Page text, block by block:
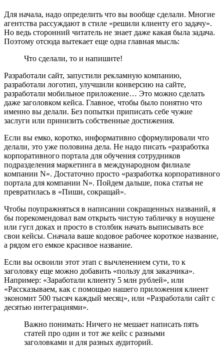
Для начала, надо определить что вы вообще сделали. Многие
агентства рассуждают в стиле «решили клиенту его задачу».
Но ведь сторонний читатель не знает даже какая была задача.
Поэтому отсюда вытекает еще одна главная мысль:
Что сделали, то и напишите!
Разработали сайт, запустили рекламную компанию,
разработали логотип, улучшили конверсию на сайте,
разработали мобильное приложение… Это можно сделать
даже заголовком кейса. Главное, чтобы было понятно что
именно вы делали. Без попытки приписать себе чужие
заслуги или принизить собственные достижения.
Если вы емко, коротко, информативно сформулировали что
делали, это уже половина дела. Не надо писать «разработка
корпоративного портала для обучения сотрудников
подразделения маркетинга в международном филиале
компании N». Достаточно просто «разработка корпоративного
портала для компании N». Пойдем дальше, пока статья не
превратилась в «Пиши, сокращай».
Чтобы поупражняться в написании сокращенных названий, я
бы порекомендовал вам открыть чистую табличку в ноушене
или гугл доках и просто в столбик начать выписывать все
свои кейсы. Сначала ваше кодовое рабочее короткое название,
а рядом его емкое красивое название.
Если вы освоили этот этап с вычленением сути, то к
заголовку еще можно добавить «пользу для заказчика».
Например: «Заработали клиенту 5 млн рублей», или
«Рассказываем, как с помощью нашего приложения клиент
экономит 500 тысяч каждый месяц», или «Разработали сайт с
десятью интеграциями».
Важно понимать: Ничего не мешает написать пять
статей про один и тот же кейс с разными
заголовками и для разных аудиторий.